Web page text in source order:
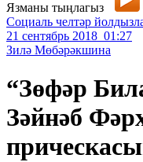
Язманы тыңлагыз
Социаль челтәр
21 сентябрь 2018 01:27
Зилә Мөбәрәкшина
“Зөфәр
Зәйнәб